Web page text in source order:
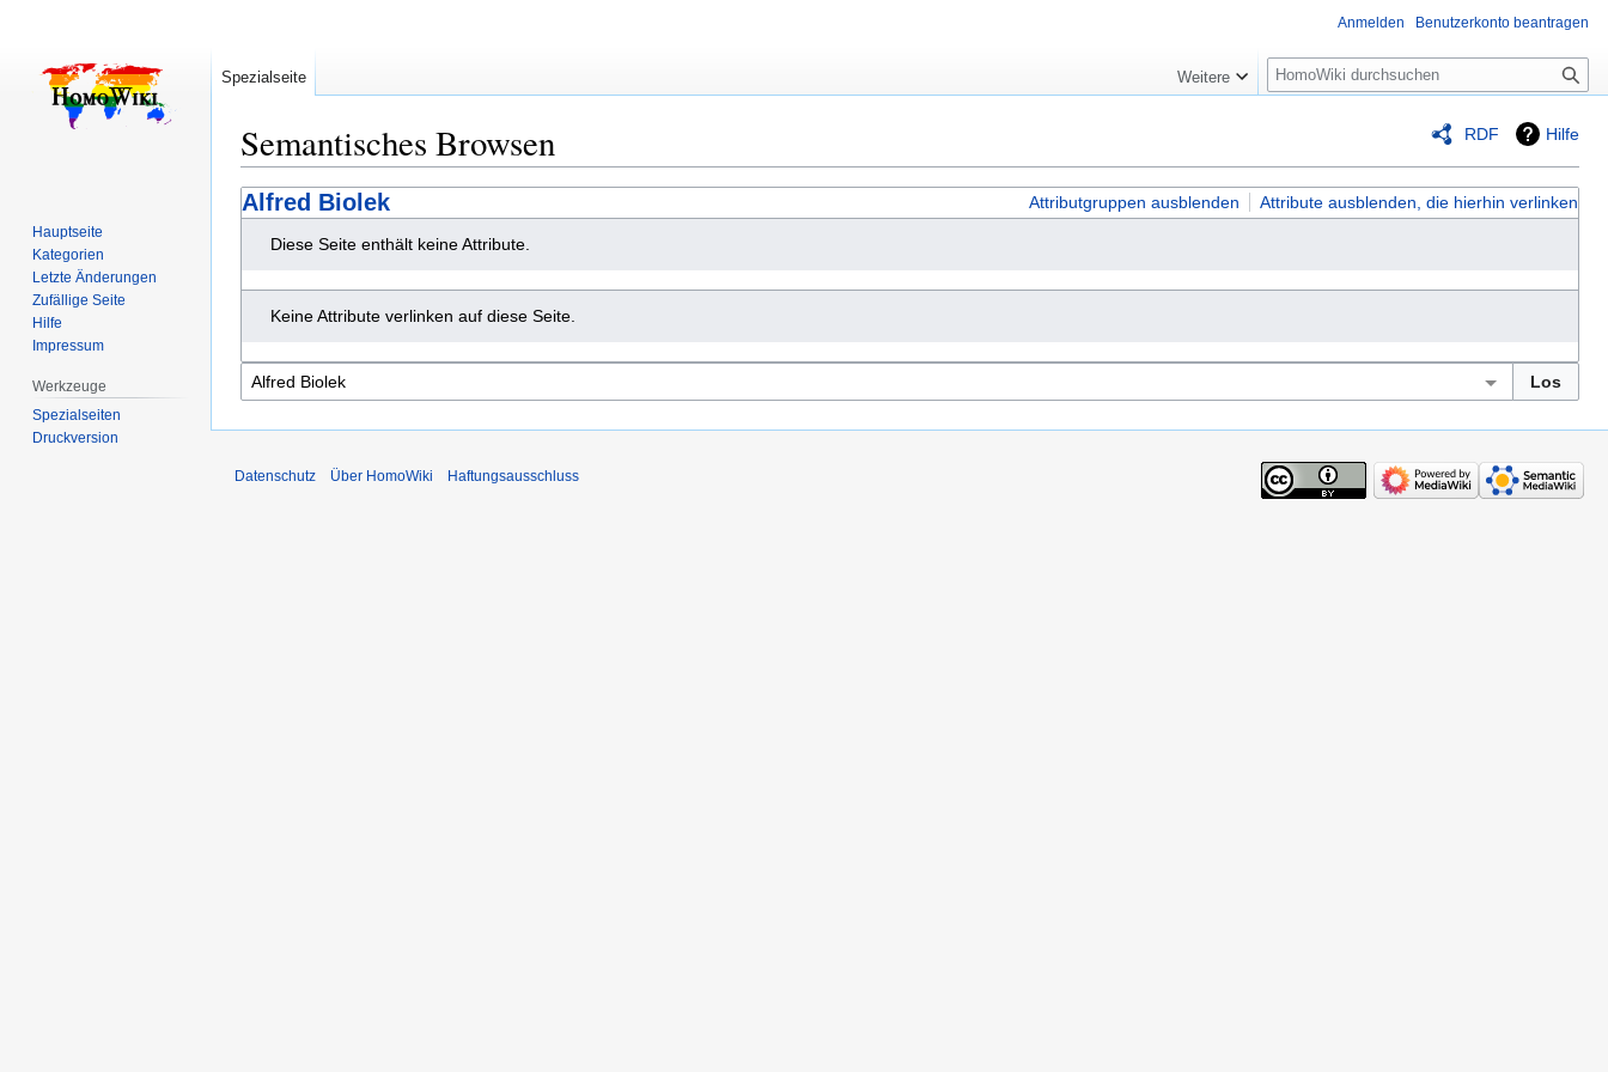
RDF Hilfe
Semantisches Browsen
Zur
Navigation
springen
Zur
Suche
springen
Alfred Biolek Attributgruppen ausblenden Attribute ausblenden, die hierhin verlinken
Diese Seite enthält keine Attribute.
Keine Attribute verlinken auf diese Seite.
Anmelden Benutzerkonto beantragen
Spezialseite Weitere
Suche
Hauptseite
Kategorien
Letzte Änderungen
Zufällige Seite
Hilfe
Impressum
Werkzeuge
Spezialseiten
Druckversion
Datenschutz Über HomoWiki Haftungsausschluss